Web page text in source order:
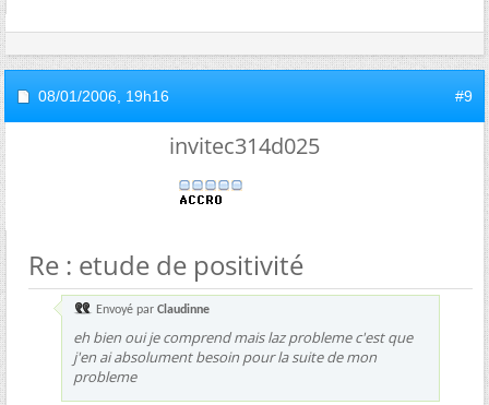
08/01/2006, 19h16 #9
invitec314d025
Re : etude de positivité
Envoyé par Claudinne
eh bien oui je comprend mais laz probleme c'est que
j'en ai absolument besoin pour la suite de mon
probleme